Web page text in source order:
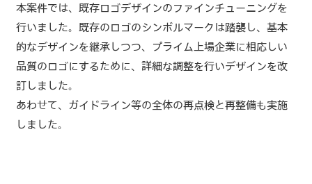
本案件では、既存ロゴデザインのファインチューニングを
行いました。既存のロゴのシンボルマークは踏襲し、基本
的なデザインを継承しつつ、プライム上場企業に相応しい
品質のロゴにするために、詳細な調整を行いデザインを改
訂しました。
あわせて、ガイドライン等の全体の再点検と再整備も実施
しました。